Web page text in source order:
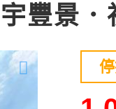
豐景